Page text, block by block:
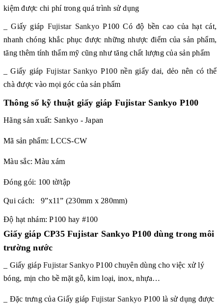
kiệm được chi phí trong quá trình sử dụng
_ Giấy giáp Fujistar Sankyo P100 Có độ bền cao của hạt cát,
nhanh chóng khắc phục được những nhược điểm của sản phẩm,
tăng thêm tính thẩm mỹ cũng như tăng chất lượng của sản phẩm
_ Giấy giáp Fujistar Sankyo P100 nền giấy dai, dẻo nên có thể
chà được vào mọi góc của sản phẩm
Thông số kỹ thuật giấy giáp Fujistar Sankyo P100
Hãng sản xuất: Sankyo - Japan
Mã sản phẩm:LCCS-CW
Màu sắc: Màu xám
Đóng gói: 100 tờ/tập
Qui cách: 9”x11” (230mm x 280mm)
Độ hạt nhám: P100 hay #100
Giấy giáp CP35 Fujistar Sankyo P100 dùng trong môi
trường nước
_ Giấy giáp Fujistar Sankyo P100 chuyên dùng cho việc xử lý
bóng, mịn cho bề mặt gỗ, kim loại, inox, nhựa…
_ Đặc trưng của Giấy giáp Fujistar Sankyo P100 là sử dụng được